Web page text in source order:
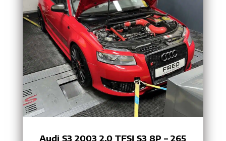
Audi S3 2003 2.0 TFSI S3 8P – 265